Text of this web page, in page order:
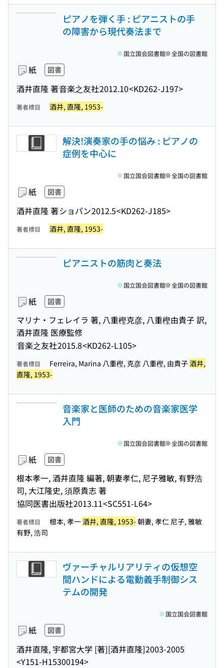
ピアノを弾く手 : ピアニストの手
の障害から現代奏法まで
紙 図書
酒井直隆 著音楽之友社2012.10<KD262-J197>
国立国会図書館 全国の図書館
著者標目 酒井, 直隆, 1953-
解決!演奏家の手の悩み : ピアノの
症例を中心に
紙 図書
酒井直隆 著ショパン2012.5<KD262-J185>
国立国会図書館 全国の図書館
著者標目 酒井, 直隆, 1953-
ピアニストの筋肉と奏法
紙 図書
マリナ・フェレイラ 著, 八重樫克彦, 八重樫由貴子 訳,
酒井直隆 医療監修
音楽之友社2015.8<KD262-L105>
国立国会図書館 全国の図書館
著者標目 Ferreira, Marina 八重樫, 克彦 八重樫, 由貴子酒井,
直隆, 1953-
音楽家と医師のための音楽家医学
入門
紙 図書
根本孝一, 酒井直隆 編著, 朝妻孝仁, 尼子雅敏, 有野浩
司, 大江隆史, 須原貴志 著
協同医書出版社2013.11<SC551-L64>
国立国会図書館 全国の図書館
著者標目 根本, 孝一酒井, 直隆, 1953-朝妻, 孝仁 尼子, 雅敏
有野, 浩司
ヴァーチャルリアリティの仮想空
間ハンドによる電動義手制御シス
テムの開発
紙 図書
酒井直隆, 宇都宮大学 [著][酒井直隆]2003-2005
<Y151-H15300194>
国立国会図書館